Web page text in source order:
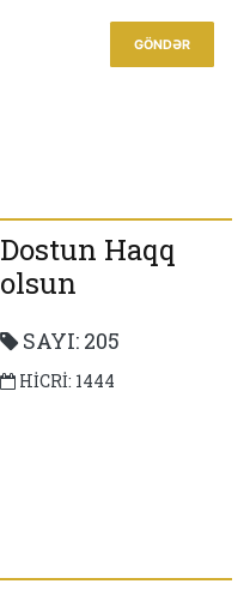
GÖNDƏR
Dostun Haqq
olsun
SAYI: 205
HİCRİ: 1444